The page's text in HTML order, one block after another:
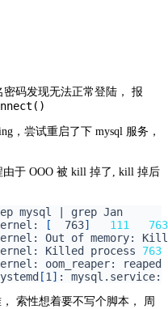
密码发现无法正常登陆， 报
，尝试重启了下 mysql 服务，
于 OOO 被 kill 掉了, kill 掉后
mysql
[
  763
] 111
763
Out of memory:
Killed process 763
oom_reaper:
[1 ] : mysql.service:
索性想着要不写个脚本， 周